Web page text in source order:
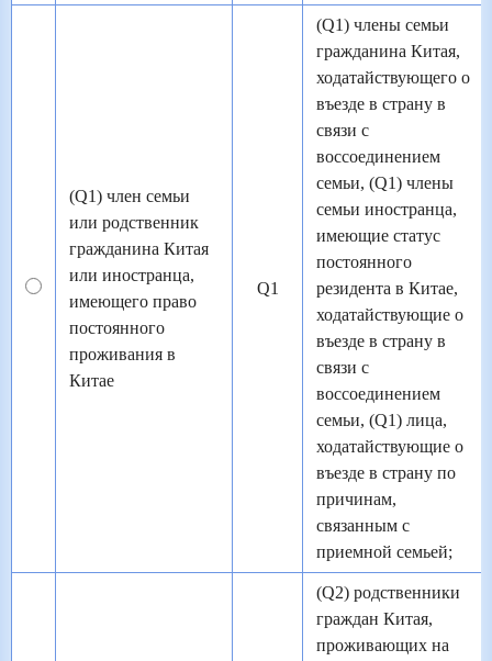
(Q1) член семьи
или родственник
гражданина Китая
или иностранца,
имеющего право
постоянного
проживания в
Китае
Q1
(Q1) члены семьи
гражданина Китая,
ходатайствующего о
въезде в страну в
связи с
воссоединением
семьи, (Q1) члены
семьи иностранца,
имеющие статус
постоянного
резидента в Китае,
ходатайствующие о
въезде в страну в
связи с
воссоединением
семьи, (Q1) лица,
ходатайствующие о
въезде в страну по
причинам,
связанным с
приемной семьей;
(Q2) родственники
граждан Китая,
проживающих на